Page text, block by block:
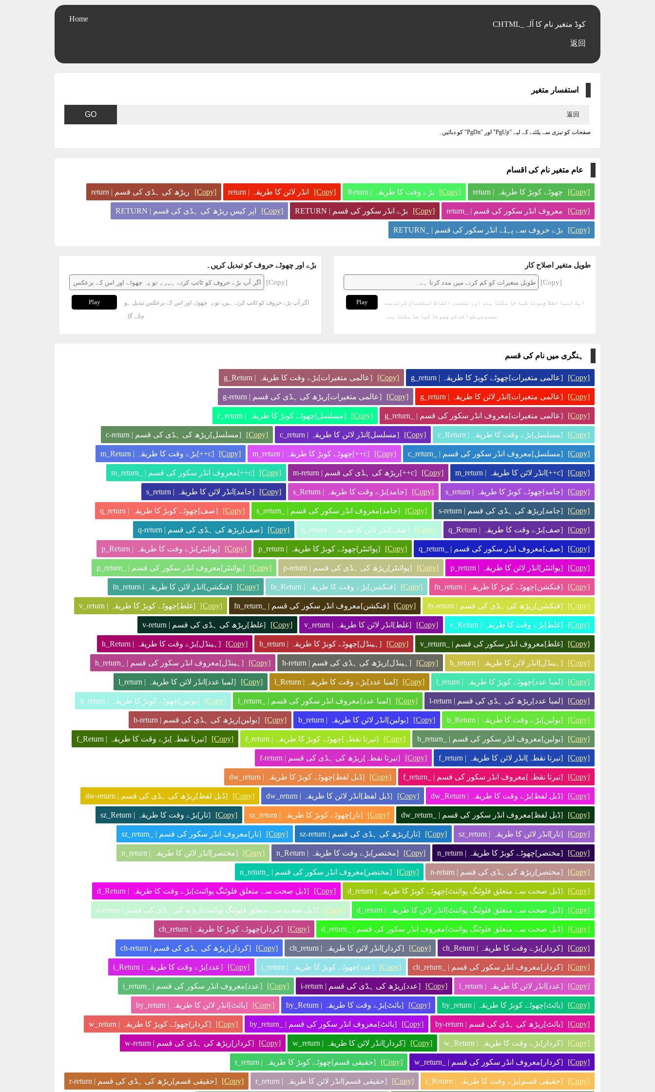
CHTML_کوڈ متغیر نام کا آلہ
返回
Home
استفسار متغیر
صفحات کو تیزی سے پلٹنے کے لیے "PgUp" اور "PgDn" کو دبائیں۔
عام متغیر نام کی اقسام
چھوٹے کوبڑ کا طریقہ | return [Copy] بڑے وقت کا طریقہ | Return [Copy] انڈر لائن کا طریقہ | return [Copy] ریڑھ کی ہڈی کی قسم | return [Copy]
معروف انڈر سکور کی قسم | _return [Copy] بڑے انڈر سکور کی قسم | RETURN [Copy] اپر کیس ریڑھ کی ہڈی کی قسم | RETURN [Copy]
بڑے حروف سے پہلے انڈر سکور کی قسم | _RETURN [Copy]
بڑے اور چھوٹے حروف کو تبدیل کریں۔
[Copy]
Play
اگر آپ بڑے حروف کو ٹائپ کرتے ہیں، تو یہ چھوٹے اور اس کے برعکس تبدیل ہو
جائے گا۔
طویل متغیر اصلاح کار
[Copy]
Play
ایک لمبا لفظ چھوٹا کیا جا سکتا ہے، اور متعدد الفاظ استعمال کرنے سے
مجموعی طوالت کو چھوٹا کیا جا سکتا ہے۔
ہنگری میں نام کی قسم
[عالمی متغیرات]چھوٹے کوبڑ کا طریقہ | g_return [Copy] [عالمی متغیرات]بڑے وقت کا طریقہ | g_Return [Copy]
[عالمی متغیرات]انڈر لائن کا طریقہ | g_return [Copy] [عالمی متغیرات]ریڑھ کی ہڈی کی قسم | g-return [Copy]
[عالمی متغیرات]معروف انڈر سکور کی قسم | _g_return [Copy] [مسلسل]چھوٹے کوبڑ کا طریقہ | c_return [Copy]
[مسلسل]بڑے وقت کا طریقہ | c_Return [Copy] [مسلسل]انڈر لائن کا طریقہ | c_return [Copy] [مسلسل]ریڑھ کی ہڈی کی قسم | c-return [Copy]
[مسلسل]معروف انڈر سکور کی قسم | _c_return [Copy] [c++]چھوٹے کوبڑ کا طریقہ | m_return [Copy] [c++]بڑے وقت کا طریقہ | m_Return [Copy]
[c++]انڈر لائن کا طریقہ | m_return [Copy] [c++]ریڑھ کی ہڈی کی قسم | m-return [Copy] [c++]معروف انڈر سکور کی قسم | _m_return [Copy]
[جامد]چھوٹے کوبڑ کا طریقہ | s_return [Copy] [جامد]بڑے وقت کا طریقہ | s_Return [Copy] [جامد]انڈر لائن کا طریقہ | s_return [Copy]
[جامد]ریڑھ کی ہڈی کی قسم | s-return [Copy] [جامد]معروف انڈر سکور کی قسم | _s_return [Copy] [صف]چھوٹے کوبڑ کا طریقہ | q_return [Copy]
[صف]بڑے وقت کا طریقہ | q_Return [Copy] [صف]انڈر لائن کا طریقہ | q_return [Copy] [صف]ریڑھ کی ہڈی کی قسم | q-return [Copy]
[صف]معروف انڈر سکور کی قسم | _q_return [Copy] [پوائنٹر]چھوٹے کوبڑ کا طریقہ | p_return [Copy] [پوائنٹر]بڑے وقت کا طریقہ | p_Return [Copy]
[پوائنٹر]انڈر لائن کا طریقہ | p_return [Copy] [پوائنٹر]ریڑھ کی ہڈی کی قسم | p-return [Copy] [پوائنٹر]معروف انڈر سکور کی قسم | _p_return [Copy]
[فنکشن]چھوٹے کوبڑ کا طریقہ | fn_return [Copy] [فنکشن]بڑے وقت کا طریقہ | fn_Return [Copy] [فنکشن]انڈر لائن کا طریقہ | fn_return [Copy]
[فنکشن]ریڑھ کی ہڈی کی قسم | fn-return [Copy] [فنکشن]معروف انڈر سکور کی قسم | _fn_return [Copy] [غلط]چھوٹے کوبڑ کا طریقہ | v_return [Copy]
[غلط]بڑے وقت کا طریقہ | v_Return [Copy] [غلط]انڈر لائن کا طریقہ | v_return [Copy] [غلط]ریڑھ کی ہڈی کی قسم | v-return [Copy]
[غلط]معروف انڈر سکور کی قسم | _v_return [Copy] [ہینڈل]چھوٹے کوبڑ کا طریقہ | h_return [Copy] [ہینڈل]بڑے وقت کا طریقہ | h_Return [Copy]
[ہینڈل]انڈر لائن کا طریقہ | h_return [Copy] [ہینڈل]ریڑھ کی ہڈی کی قسم | h-return [Copy] [ہینڈل]معروف انڈر سکور کی قسم | _h_return [Copy]
[لمبا عدد]چھوٹے کوبڑ کا طریقہ | l_return [Copy] [لمبا عدد]بڑے وقت کا طریقہ | l_Return [Copy] [لمبا عدد]انڈر لائن کا طریقہ | l_return [Copy]
[لمبا عدد]ریڑھ کی ہڈی کی قسم | l-return [Copy] [لمبا عدد]معروف انڈر سکور کی قسم | _l_return [Copy] [بولین]چھوٹے کوبڑ کا طریقہ | b_return [Copy]
[بولین]بڑے وقت کا طریقہ | b_Return [Copy] [بولین]انڈر لائن کا طریقہ | b_return [Copy] [بولین]ریڑھ کی ہڈی کی قسم | b-return [Copy]
[بولین]معروف انڈر سکور کی قسم | _b_return [Copy] [تیرتا نقطہ]چھوٹے کوبڑ کا طریقہ | f_return [Copy] [تیرتا نقطہ]بڑے وقت کا طریقہ | f_Return [Copy]
[تیرتا نقطہ]انڈر لائن کا طریقہ | f_return [Copy] [تیرتا نقطہ]ریڑھ کی ہڈی کی قسم | f-return [Copy]
[تیرتا نقطہ]معروف انڈر سکور کی قسم | _f_return [Copy] [ڈبل لفظ]چھوٹے کوبڑ کا طریقہ | dw_return [Copy]
[ڈبل لفظ]بڑے وقت کا طریقہ | dw_Return [Copy] [ڈبل لفظ]انڈر لائن کا طریقہ | dw_return [Copy] [ڈبل لفظ]ریڑھ کی ہڈی کی قسم | dw-return [Copy]
[ڈبل لفظ]معروف انڈر سکور کی قسم | _dw_return [Copy] [تار]چھوٹے کوبڑ کا طریقہ | sz_return [Copy] [تار]بڑے وقت کا طریقہ | sz_Return [Copy]
[تار]انڈر لائن کا طریقہ | sz_return [Copy] [تار]ریڑھ کی ہڈی کی قسم | sz-return [Copy] [تار]معروف انڈر سکور کی قسم | _sz_return [Copy]
[مختصر]چھوٹے کوبڑ کا طریقہ | n_return [Copy] [مختصر]بڑے وقت کا طریقہ | n_Return [Copy] [مختصر]انڈر لائن کا طریقہ | n_return [Copy]
[مختصر]ریڑھ کی ہڈی کی قسم | n-return [Copy] [مختصر]معروف انڈر سکور کی قسم | _n_return [Copy]
[ڈبل صحت سے متعلق فلوٹنگ پوائنٹ]چھوٹے کوبڑ کا طریقہ | d_return [Copy] [ڈبل صحت سے متعلق فلوٹنگ پوائنٹ]بڑے وقت کا طریقہ | d_Return [Copy]
[ڈبل صحت سے متعلق فلوٹنگ پوائنٹ]انڈر لائن کا طریقہ | d_return [Copy] [ڈبل صحت سے متعلق فلوٹنگ پوائنٹ]ریڑھ کی ہڈی کی قسم | d-return [Copy]
[ڈبل صحت سے متعلق فلوٹنگ پوائنٹ]معروف انڈر سکور کی قسم | _d_return [Copy] [کردار]چھوٹے کوبڑ کا طریقہ | ch_return [Copy]
[کردار]بڑے وقت کا طریقہ | ch_Return [Copy] [کردار]انڈر لائن کا طریقہ | ch_return [Copy] [کردار]ریڑھ کی ہڈی کی قسم | ch-return [Copy]
[کردار]معروف انڈر سکور کی قسم | _ch_return [Copy] [عدد]چھوٹے کوبڑ کا طریقہ | i_return [Copy] [عدد]بڑے وقت کا طریقہ | i_Return [Copy]
[عدد]انڈر لائن کا طریقہ | i_return [Copy] [عدد]ریڑھ کی ہڈی کی قسم | i-return [Copy] [عدد]معروف انڈر سکور کی قسم | _i_return [Copy]
[بائٹ]چھوٹے کوبڑ کا طریقہ | by_return [Copy] [بائٹ]بڑے وقت کا طریقہ | by_Return [Copy] [بائٹ]انڈر لائن کا طریقہ | by_return [Copy]
[بائٹ]ریڑھ کی ہڈی کی قسم | by-return [Copy] [بائٹ]معروف انڈر سکور کی قسم | _by_return [Copy] [کردار]چھوٹے کوبڑ کا طریقہ | w_return [Copy]
[کردار]بڑے وقت کا طریقہ | w_Return [Copy] [کردار]انڈر لائن کا طریقہ | w_return [Copy] [کردار]ریڑھ کی ہڈی کی قسم | w-return [Copy]
[کردار]معروف انڈر سکور کی قسم | _w_return [Copy] [حقیقی قسم]چھوٹے کوبڑ کا طریقہ | r_return [Copy]
[حقیقی قسم]بڑے وقت کا طریقہ | r_Return [Copy] [حقیقی قسم]انڈر لائن کا طریقہ | r_return [Copy] [حقیقی قسم]ریڑھ کی ہڈی کی قسم | r-return [Copy]